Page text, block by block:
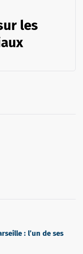
les
: l’un de ses